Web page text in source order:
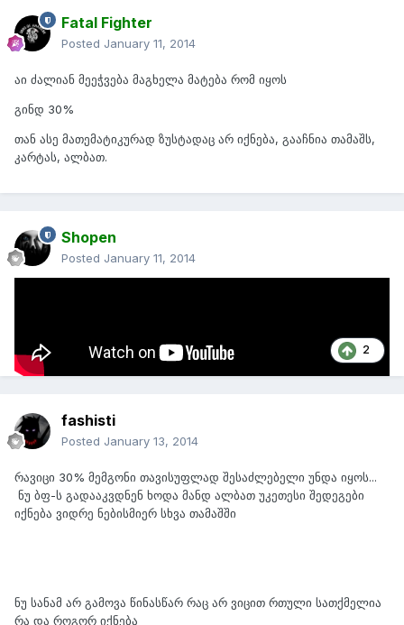
Fatal Fighter
Posted January 11, 2014
აი ძალიან მეეჭვება მაგხელა მატება რომ იყოს
გინდ 30%
თან ასე მათემატიკურად ზუსტადაც არ იქნება, გააჩნია თამაშს,
კარტას, ალბათ.
Shopen
Posted January 11, 2014
2
fashisti
Posted January 13, 2014
რავიცი 30% მემგონი თავისუფლად შესაძლებელი უნდა იყოს...
ნუ ბფ-ს გადააკვდნენ ხოდა მანდ ალბათ უკეთესი შედეგები
იქნება ვიდრე ნებისმიერ სხვა თამაშში
ნუ სანამ არ გამოვა წინასწარ რაც არ ვიცით რთული სათქმელია
რა და როგორ იქნება